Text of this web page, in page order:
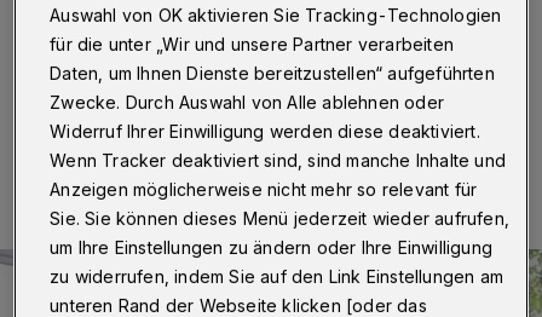
Kugelschreiber, Collegeblöcke, Infomaterial oder
Textmarker.
20.09.2018 , 11:52 Uhr Eine Minute Lesezeit
Auswahl von OK aktivieren Sie Tracking-Technologien
für die unter „Wir und unsere Partner verarbeiten
Daten, um Ihnen Dienste bereitzustellen“ aufgeführten
Zwecke. Durch Auswahl von Alle ablehnen oder
Widerruf Ihrer Einwilligung werden diese deaktiviert.
Wenn Tracker deaktiviert sind, sind manche Inhalte und
Anzeigen möglicherweise nicht mehr so relevant für
Sie. Sie können dieses Menü jederzeit wieder aufrufen,
um Ihre Einstellungen zu ändern oder Ihre Einwilligung
zu widerrufen, indem Sie auf den Link Einstellungen am
unteren Rand der Webseite klicken [oder das